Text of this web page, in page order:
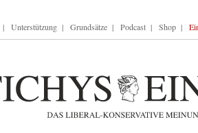
Unterstützung Grundsätze Podcast Shop